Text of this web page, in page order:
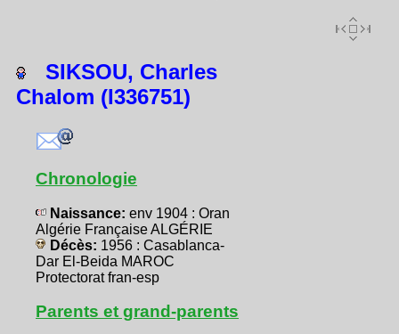
SIKSOU, Charles
Chalom (I336751)
Chronologie
Naissance: env 1904 : Oran
Algérie Française ALGÉRIE
Décès: 1956 : Casablanca-
Dar El-Beida MAROC
Protectorat fran-esp
Parents et grand-parents